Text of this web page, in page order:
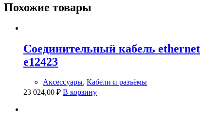
Похожие товары
Соединительный кабель ethernet
e12423
Аксессуары, Кабели и разъёмы
23 024,00 ₽ В корзину